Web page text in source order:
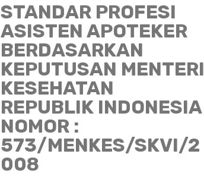
STANDAR PROFESI
ASISTEN APOTEKER
BERDASARKAN
KEPUTUSAN MENTERI
KESEHATAN
REPUBLIK INDONESIA
NOMOR :
573/MENKES/SKVI/2
008